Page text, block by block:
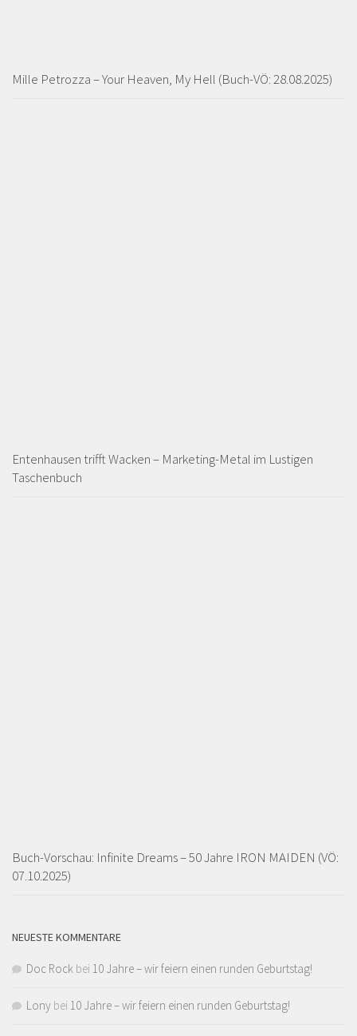
Mille Petrozza – Your Heaven, My Hell (Buch-VÖ: 28.08.2025)
Entenhausen trifft Wacken – Marketing-Metal im Lustigen
Taschenbuch
Buch-Vorschau: Infinite Dreams – 50 Jahre IRON MAIDEN (VÖ:
07.10.2025)
NEUESTE KOMMENTARE
Doc Rock bei 10 Jahre – wir feiern einen runden Geburtstag!
Lony bei 10 Jahre – wir feiern einen runden Geburtstag!